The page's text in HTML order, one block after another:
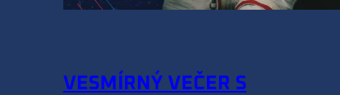
VESMÍRNÝ VEČER S